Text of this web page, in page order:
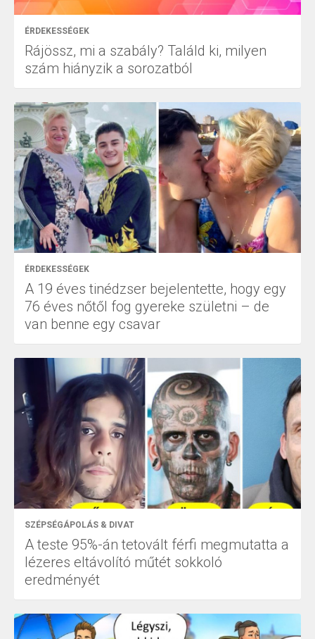
ÉRDEKESSÉGEK
Rájössz, mi a szabály? Találd ki, milyen
szám hiányzik a sorozatból
ÉRDEKESSÉGEK
A 19 éves tinédzser bejelentette, hogy egy
76 éves nőtől fog gyereke születni – de
van benne egy csavar
SZÉPSÉGÁPOLÁS & DIVAT
A teste 95%-án tetovált férfi megmutatta a
lézeres eltávolító műtét sokkoló
eredményét